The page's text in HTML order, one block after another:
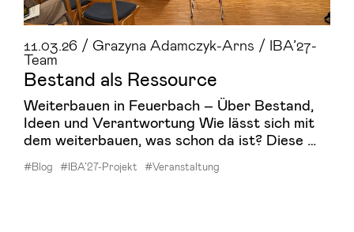
11.03.26 / Grazyna Adamczyk-Arns / IBA’27-
Team
Be­stand als Res­sour­ce
Weiterbauen in Feuerbach – Über Bestand,
Ideen und Verantwortung Wie lässt sich mit
dem weiterbauen, was schon da ist? Diese …
#Blog #IBA’27-Projekt #Veranstaltung